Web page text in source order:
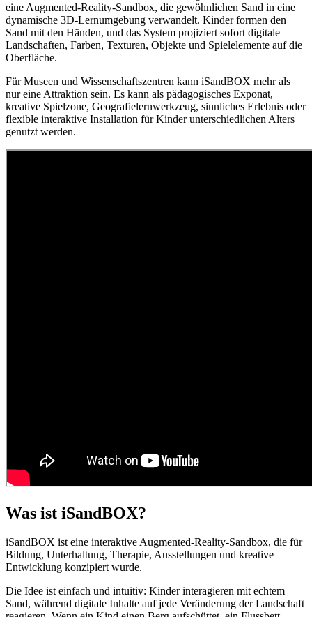
eine Augmented-Reality-Sandbox, die gewöhnlichen Sand in eine
dynamische 3D-Lernumgebung verwandelt. Kinder formen den
Sand mit den Händen, und das System projiziert sofort digitale
Landschaften, Farben, Texturen, Objekte und Spielelemente auf die
Oberfläche.
Für Museen und Wissenschaftszentren kann iSandBOX mehr als
nur eine Attraktion sein. Es kann als pädagogisches Exponat,
kreative Spielzone, Geografielernwerkzeug, sinnliches Erlebnis oder
flexible interaktive Installation für Kinder unterschiedlichen Alters
genutzt werden.
Was ist iSandBOX?
iSandBOX ist eine interaktive Augmented-Reality-Sandbox, die für
Bildung, Unterhaltung, Therapie, Ausstellungen und kreative
Entwicklung konzipiert wurde.
Die Idee ist einfach und intuitiv: Kinder interagieren mit echtem
Sand, während digitale Inhalte auf jede Veränderung der Landschaft